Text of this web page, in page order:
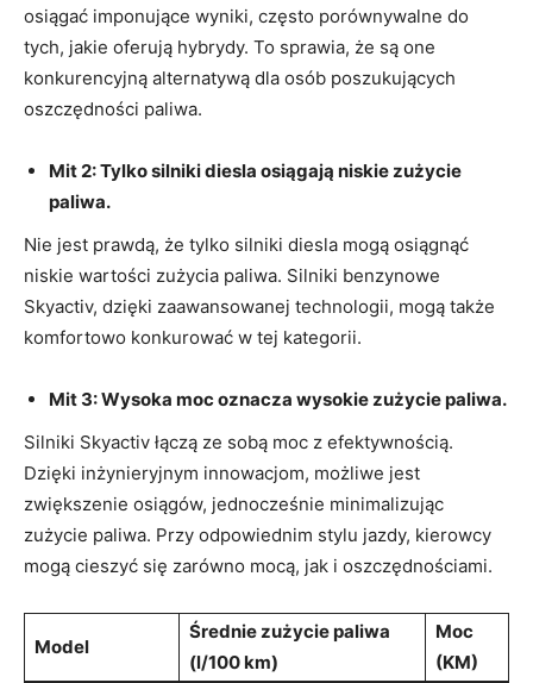
osiągać ⁢imponujące wyniki, często⁣ porównywalne‍ do⁣
tych, jakie oferują⁤ hybrydy. To⁣ sprawia, że są ⁤one
konkurencyjną⁣ alternatywą ⁢dla osób poszukujących
oszczędności paliwa.
Mit ⁤2: Tylko silniki‌ diesla osiągają niskie zużycie
paliwa.
Nie⁢ jest prawdą, że​ tylko silniki diesla mogą osiągnąć
niskie wartości zużycia paliwa. Silniki ⁣benzynowe
Skyactiv, dzięki‍ zaawansowanej technologii,‌ mogą także
komfortowo konkurować ⁢w tej ⁤kategorii.
Mit 3:​ Wysoka ‌moc oznacza ​wysokie ⁣zużycie paliwa.
Silniki Skyactiv ‍łączą ze sobą moc ‌z‌ efektywnością.
⁣Dzięki inżynieryjnym innowacjom, możliwe ⁢jest​
zwiększenie ‌osiągów, jednocześnie minimalizując‍
zużycie paliwa. Przy odpowiednim⁢ stylu jazdy, kierowcy
mogą cieszyć‍ się zarówno mocą,⁤ jak i oszczędnościami.
Model
Średnie zużycie paliwa
(l/100 km)
Moc
(KM)